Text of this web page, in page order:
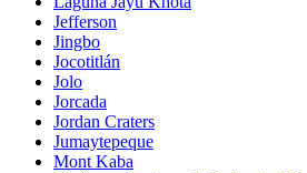
Jefferson
Jingbo
Jocotitlán
Jolo
Jorcada
Jordan Craters
Jumaytepeque
Mont Kaba